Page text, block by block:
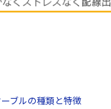
ブルの種類と特徴